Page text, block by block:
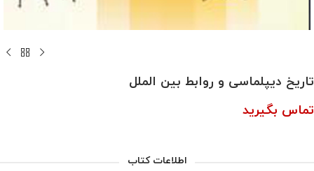
تاریخ دیپلماسی و روابط بین الملل
تماس بگیرید
اطلاعات کتاب